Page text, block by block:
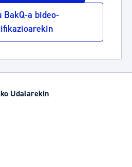
BakQ-a bideo-
Udalarekin